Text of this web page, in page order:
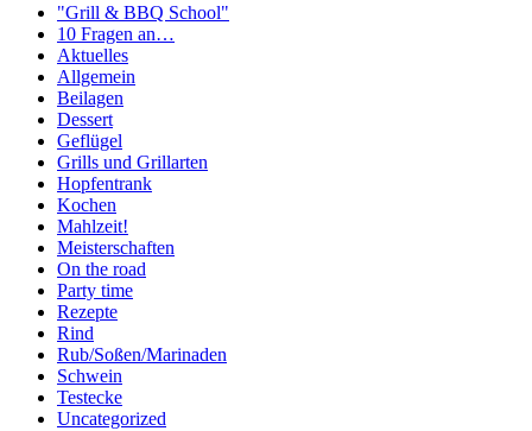
"Grill & BBQ School"
10 Fragen an…
Aktuelles
Allgemein
Beilagen
Dessert
Geflügel
Grills und Grillarten
Hopfentrank
Kochen
Mahlzeit!
Meisterschaften
On the road
Party time
Rezepte
Rind
Rub/Soßen/Marinaden
Schwein
Testecke
Uncategorized